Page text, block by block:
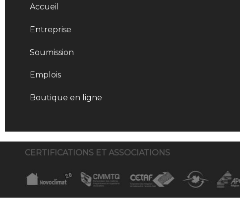
Accueil
Entreprise
Soumission
Emplois
Boutique en ligne
CERTIFICATIONS ET ASSOCIATIONS